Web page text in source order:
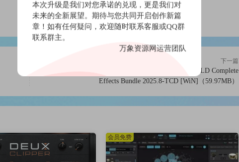
下一篇
[8套插件联盟NEOLD复古插件包] Plugin Alliance NEOLD Complete
Effects Bundle 2025.8-TCD [WiN]（59.97MB）
会员免费
本次升级是我们对您承诺的兑现，更是我们对
未来的全新展望。期待与您共同开启创作新篇
章！如有任何疑问，欢迎随时联系客服或QQ群
联系群主。
万象资源网运营团队